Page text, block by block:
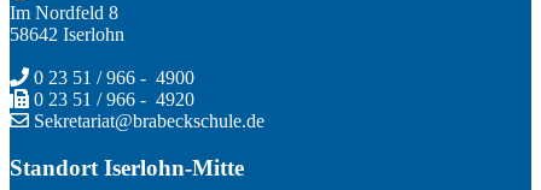
Im Nordfeld 8
58642 Iserlohn
0 23 51 / 966 - 4900
0 23 51 / 966 - 4920
Sekretariat@brabeckschule.de
Standort Iserlohn-Mitte